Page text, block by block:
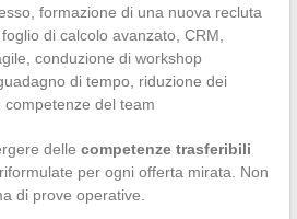
formazione di una nuova recluta
di calcolo avanzato, CRM,
conduzione di workshop
di tempo, riduzione dei
del team
delle competenze trasferibili
per ogni offerta mirata. Non
di prove operative.